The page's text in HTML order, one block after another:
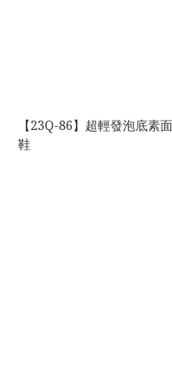
【23Q-86】超輕發泡底素
鞋